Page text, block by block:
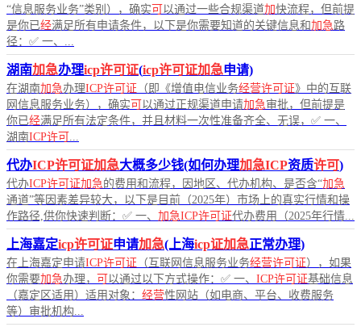
“信息服务业务”类别），确实 可 以通过一些合规渠道加快流程，但前提
是你已经满足所有申请条件，以下是你需要知道的关键信息和加急 路
径：✅ 一、...
湖南加急办理icp许可证(icp许可证加急申请)
在湖南加急办理ICP许可证 （即《增值电信业务经营许可证》中的互联
网信息服务业务），确实 可 以通过正规渠道申请加急 审批，但前提是
你已经满足所有法定条件，并且材料一次性准备齐全、无误，✅ 一、
湖南ICP许可
代办ICP许可证加急大概多少钱(如何办理加急ICP资质许可)
代办ICP许可证加急 的费用和流程，因地区、代办机构、是否含“加急
通道”等因素差异较大，以下是目前（2025年）市场上的真实行情和操
作路径,供你快速判断：✅ 一、 加急ICP许可证代办费用（2025年行情...
上海嘉定icp许可证申请加急(上海icp证加急正常办理)
在上海嘉定申请ICP许可证 （互联网信息服务业务经营许可证），如果
你需要加急办理， 可 以通过以下方式操作：✅ 一、 ICP许可证基础信息
（嘉定区适用）适用对象： 经营性网站（如电商、平台、收费服务
等）审批机构...